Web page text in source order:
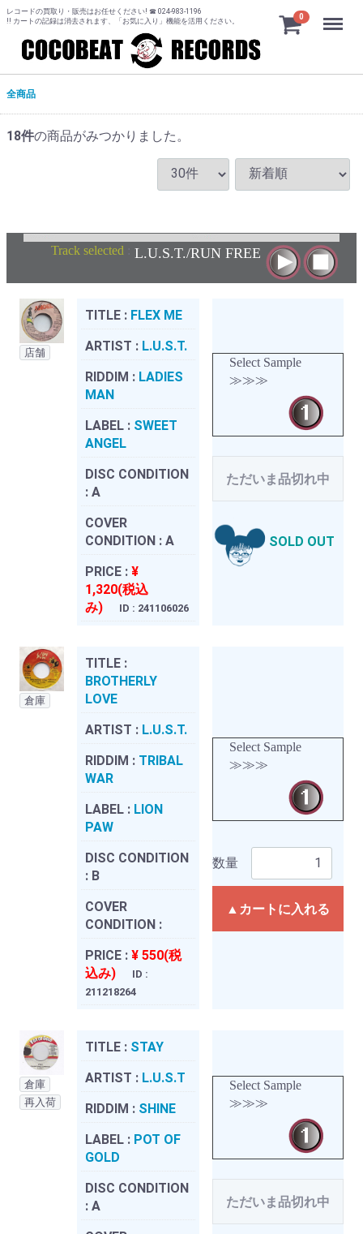
レコードの買取り・販売はお任せください! ☎ 024-983-1196
!! カートの記録は消去されます、「お気に入り」機能を活用ください。
0 Menu
全商品
18件の商品がみつかりました。
Track selected : L.U.S.T./RUN FREE
店舗
TITLE : FLEX ME
ARTIST : L.U.S.T.
RIDDIM : LADIES
MAN
LABEL : SWEET
ANGEL
DISC CONDITION
: A
COVER
CONDITION : A
PRICE : ¥
1,320(税込
み)
ID : 241106026
Select Sample
≫≫≫
ただいま品切れ中
SOLD OUT
倉庫
TITLE :
BROTHERLY
LOVE
ARTIST : L.U.S.T.
RIDDIM : TRIBAL
WAR
LABEL : LION
PAW
DISC CONDITION
: B
COVER
CONDITION :
PRICE : ¥ 550(税
込み)
ID :
211218264
Select Sample
≫≫≫
数量
▲カートに入れる
倉庫
再入荷
TITLE : STAY
ARTIST : L.U.S.T
RIDDIM : SHINE
LABEL : POT OF
GOLD
DISC CONDITION
: A
Select Sample
≫≫≫
ただいま品切れ中